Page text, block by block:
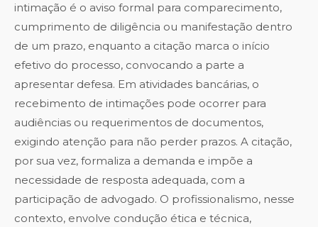
intimação é o aviso formal para comparecimento,
cumprimento de diligência ou manifestação dentro
de um prazo, enquanto a citação marca o início
efetivo do processo, convocando a parte a
apresentar defesa. Em atividades bancárias, o
recebimento de intimações pode ocorrer para
audiências ou requerimentos de documentos,
exigindo atenção para não perder prazos. A citação,
por sua vez, formaliza a demanda e impõe a
necessidade de resposta adequada, com a
participação de advogado. O profissionalismo, nesse
contexto, envolve condução ética e técnica,